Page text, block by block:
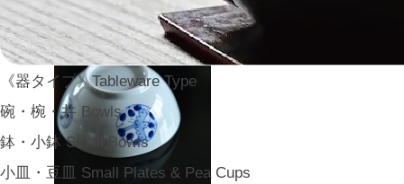
《器タイプ》Tableware Type
碗・椀・丼 Bowls
鉢・小鉢 Small Bowls
小皿・豆皿 Small Plates & Pea Cups